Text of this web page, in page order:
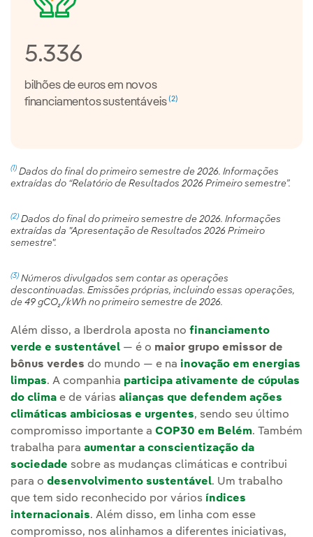
5.336
bilhões de euros em novos
financiamentos sustentáveis(2)
(1) Dados do final do primeiro semestre de 2026. Informações
extraídas do “Relatório de Resultados 2026 Primeiro semestre”.
(2) Dados do final do primeiro semestre de 2026. Informações
extraídas da "Apresentação de Resultados 2026 Primeiro
semestre".
(3) Números divulgados sem contar as operações
descontinuadas. Emissões próprias, incluindo essas operações,
de 49 gCO₂/kWh no primeiro semestre de 2026.
Além disso, a Iberdrola aposta no financiamento
verde e sustentável — é o maior grupo emissor de
bônus verdes do mundo — e na inovação em energias
limpas. A companhia participa ativamente de cúpulas
do clima e de várias alianças que defendem ações
climáticas ambiciosas e urgentes, sendo seu último
compromisso importante a COP30 em Belém. Também
trabalha para aumentar a conscientização da
sociedade sobre as mudanças climáticas e contribui
para o desenvolvimento sustentável. Um trabalho
que tem sido reconhecido por vários índices
internacionais. Além disso, em linha com esse
compromisso, nos alinhamos a diferentes iniciativas,